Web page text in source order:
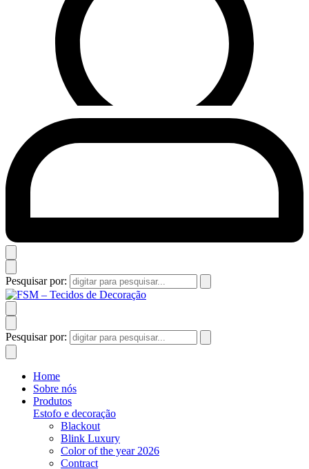
Pesquisar por:
Pesquisar por:
Home
Sobre nós
Produtos
Estofo e decoração
Blackout
Blink Luxury
Color of the year 2026
Contract